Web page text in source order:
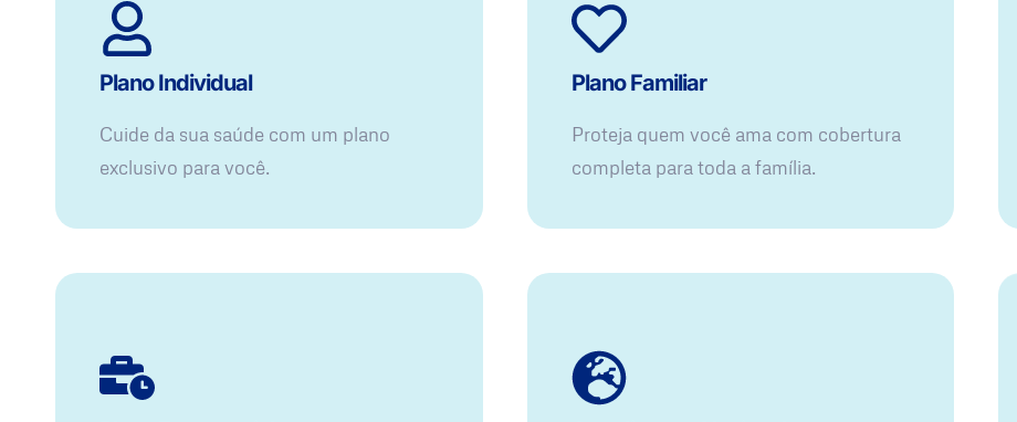
Plano Individual
Cuide da sua saúde com um plano
exclusivo para você.
Plano Familiar
Proteja quem você ama com cobertura
completa para toda a família.